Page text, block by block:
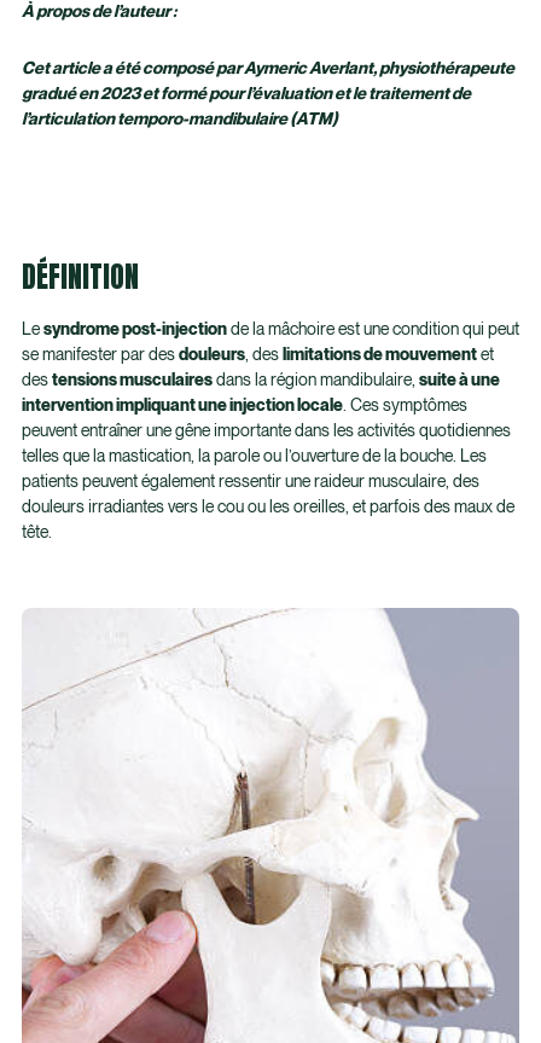
À propos de l’auteur :
Cet article a été composé par Aymeric Averlant, physiothérapeute
gradué en 2023 et formé pour l’évaluation et le traitement de
l’articulation temporo-mandibulaire (ATM)
DÉFINITION
Le syndrome post-injectionde la mâchoire est une condition qui peut
se manifester par des douleurs, des limitations de mouvementet
des tensions musculairesdans la région mandibulaire, suite à une
intervention impliquant une injection locale. Ces symptômes
peuvent entraîner une gêne importante dans les activités quotidiennes
telles que la mastication, la parole ou l’ouverture de la bouche. Les
patients peuvent également ressentir une raideur musculaire, des
douleurs irradiantes vers le cou ou les oreilles, et parfois des maux de
tête.